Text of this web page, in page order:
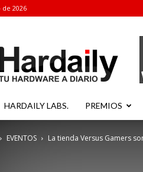
de 2026
HARDAILY LABS. PREMIOS
EVENTOS La tienda Versus Gamers